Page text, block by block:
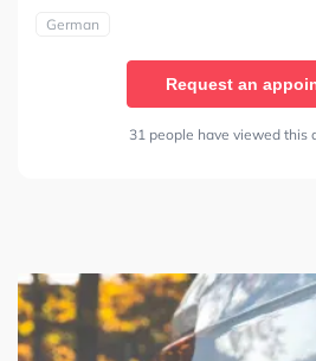
German
Request an
31 people have viewed this